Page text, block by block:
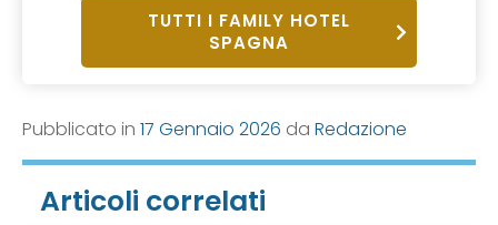
TUTTI I FAMILY HOTEL
SPAGNA
Pubblicato in 17 Gennaio 2026 da Redazione
Articoli correlati